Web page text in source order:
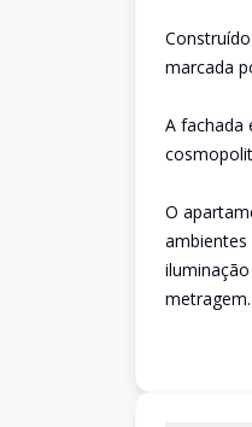
marcada
A fachada
O
metragem.